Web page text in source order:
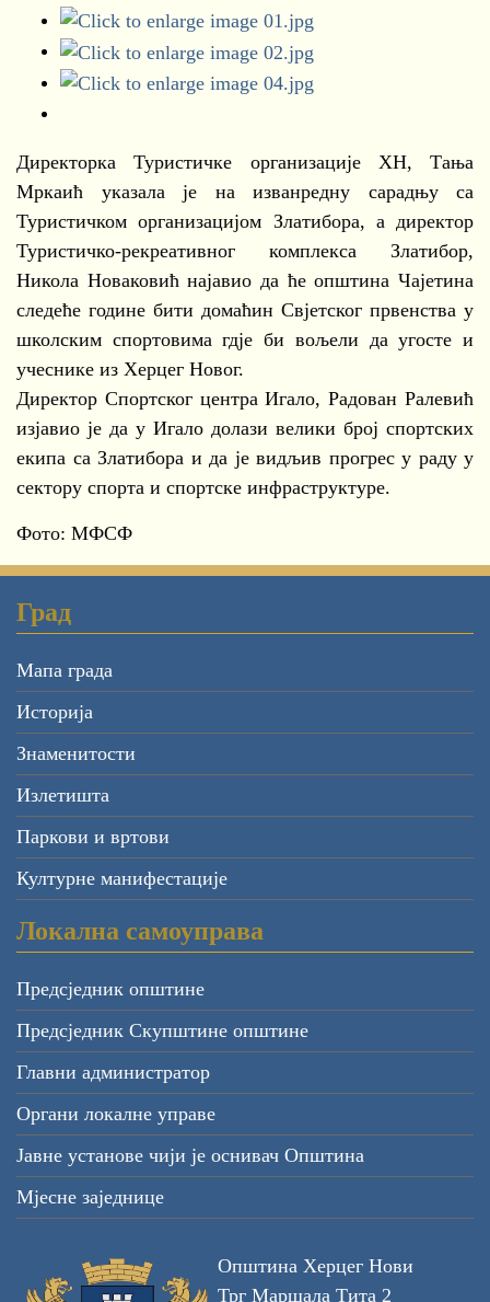
Директорка Туристичке организације ХН, Тања
Мркаић указала је на изванредну сарадњу са
Туристичком организацијом Златибора, а директор
Туристичко-рекреативног комплекса Златибор,
Никола Новаковић најавио да ће општина Чајетина
следеће године бити домаћин Свјетског првенства у
школским спортовима гдје би вољели да угосте и
учеснике из Херцег Новог.
Директор Спортског центра Игало, Радован Ралевић
изјавио је да у Игало долази велики број спортских
екипа са Златибора и да је видљив прогрес у раду у
сектору спорта и спортске инфраструктуре.
Фото: МФСФ
Град
Мапа града
Историја
Знаменитости
Излетишта
Паркови и вртови
Културне манифестације
Локална самоуправа
Предсједник општине
Предсједник Скупштине општине
Главни администратор
Органи локалне управе
Јавне установе чији је оснивач Општина
Мјесне заједнице
Општина Херцег Нови
Трг Маршала Тита 2